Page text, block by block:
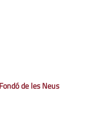
de les Neus